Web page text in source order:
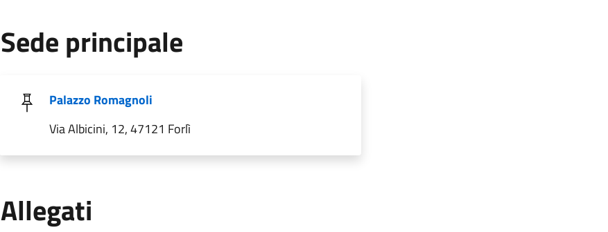
Sede principale
Palazzo Romagnoli
Via Albicini, 12, 47121 Forlì
Allegati